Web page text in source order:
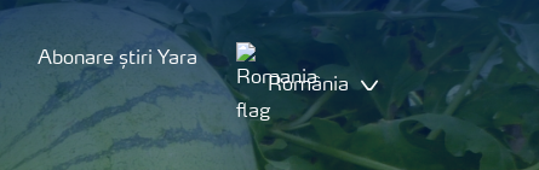
Abonare știri Yara
România